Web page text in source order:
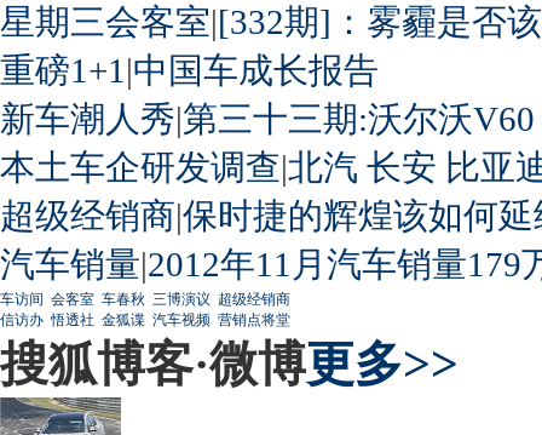
星期三会客室|[332期]：雾霾是否
重磅1+1 |中国车成长报告
新车潮人秀|第三十三期:沃尔沃
本土车企研发调查|北汽 长安 比亚
超级经销商|保时捷的辉煌该如何延
汽车销量|2012年11月汽车销量179
车访间 会客室 车春秋 三博演议 超级经销商
信访办 悟透社 金狐谍 汽车视频 营销点将堂
搜狐博客·微博更多>>